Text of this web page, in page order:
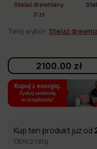
Stelaż drewniany
0 zł
Twój wybór: Stelaż
2100.00 zł
Kup ten produkt już od
Oblicz ratę